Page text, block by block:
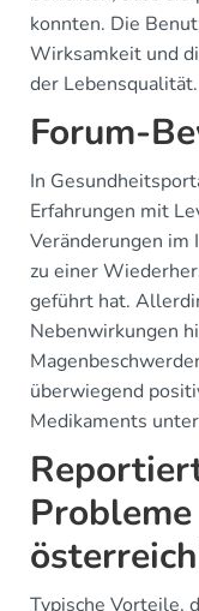
konnten. Die
Wirksamkeit und
der Lebensqualität.
Forum-
In
Erfahrungen mit
Veränderungen im
zu einer
geführt hat.
Nebenwirkungen
überwiegend
Medikaments
Typische Vorteile,